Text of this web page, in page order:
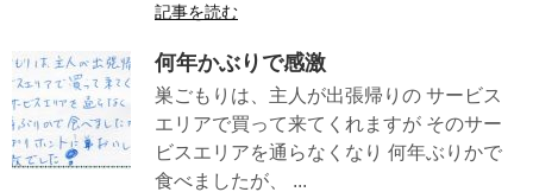
記事を読む
何年かぶりで感激
巣ごもりは、主人が出張帰りの サービス
エリアで買って来てくれますが そのサー
ビスエリアを通らなくなり 何年ぶりかで
食べましたが、 ...